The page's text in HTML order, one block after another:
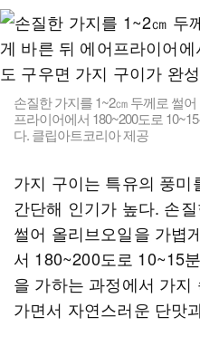
손질한 가지를 1~2㎝ 두께로 썰
프라이어에서 180~200도로
다. 클립아트코리아 제공
가지 구이는 특유의 풍미
간단해 인기가 높다. 손
썰어 올리브오일을 가볍
서 180~200도로 10~15
을 가하는 과정에서 가
가면서 자연스러운 단맛